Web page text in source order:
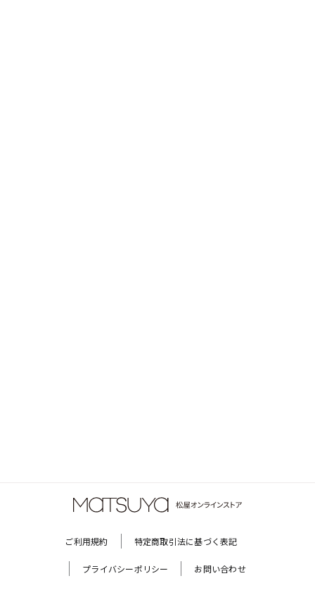
ご利用規約 特定商取引法に基づく表記
プライバシーポリシー お問い合わせ